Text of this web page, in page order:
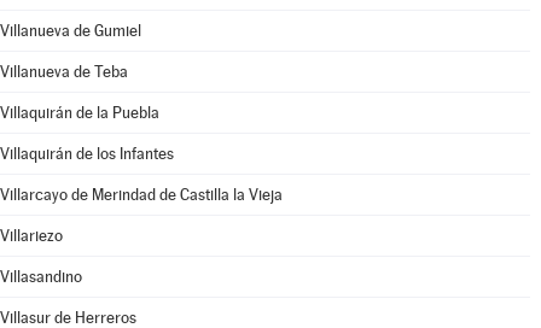
Villanueva de Gumiel
Villanueva de Teba
Villaquirán de la Puebla
Villaquirán de los Infantes
Villarcayo de Merindad de Castilla la Vieja
Villariezo
Villasandino
Villasur de Herreros